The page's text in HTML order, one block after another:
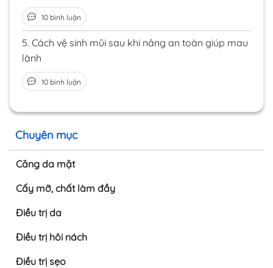
Chuyên mục
Căng da mặt
Cấy mỡ, chất làm đầy
Điều trị da
Điều trị hôi nách
Điều trị sẹo
10 bình luận
5. Cách vệ sinh mũi sau khi nâng an toàn giúp mau
lành
10 bình luận